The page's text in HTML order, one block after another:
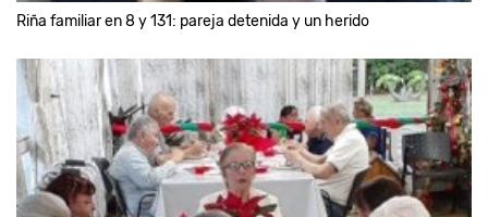
Riña familiar en 8 y 131: pareja detenida y un herido